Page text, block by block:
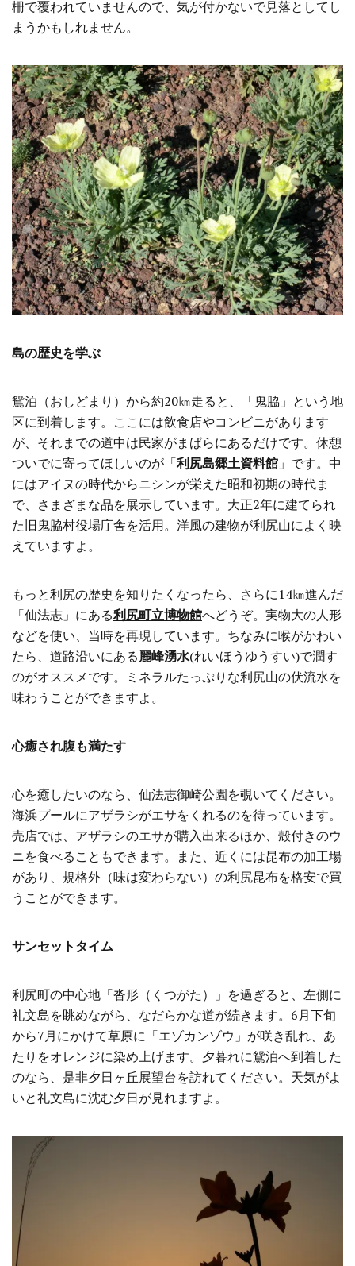
柵で覆われていませんので、気が付かないで見落としてし
まうかもしれません。
島の歴史を学ぶ
鴛泊（おしどまり）から約20㎞走ると、「鬼脇」という地
区に到着します。ここには飲食店やコンビニがあります
が、それまでの道中は民家がまばらにあるだけです。休憩
ついでに寄ってほしいのが「利尻島郷土資料館 」です。中
にはアイヌの時代からニシンが栄えた昭和初期の時代ま
で、さまざまな品を展示しています。大正2年に建てられ
た旧鬼脇村役場庁舎を活用。洋風の建物が利尻山によく映
えていますよ。
もっと利尻の歴史を知りたくなったら、さらに14㎞進んだ
「仙法志」にある利尻町立博物館へどうぞ。実物大の人形
などを使い、当時を再現しています。ちなみに喉がかわい
たら、道路沿いにある麗峰湧水(れいほうゆうすい)で潤す
のがオススメです。ミネラルたっぷりな利尻山の伏流水を
味わうことができますよ。
心癒され腹も満たす
心を癒したいのなら、仙法志御崎公園を覗いてください。
海浜プールにアザラシがエサをくれるのを待っています。
売店では、アザラシのエサが購入出来るほか、殻付きのウ
ニを食べることもできます。また、近くには昆布の加工場
があり、規格外（味は変わらない）の利尻昆布を格安で買
うことができます。
サンセットタイム
利尻町の中心地「沓形（くつがた）」を過ぎると、左側に
礼文島を眺めながら、なだらかな道が続きます。6月下旬
から7月にかけて草原に「エゾカンゾウ」が咲き乱れ、あ
たりをオレンジに染め上げます。夕暮れに鴛泊へ到着した
のなら、是非夕日ヶ丘展望台を訪れてください。天気がよ
いと礼文島に沈む夕日が見れますよ。